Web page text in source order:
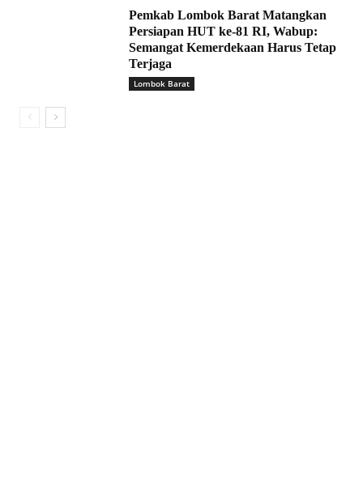
Pemkab Lombok Barat Matangkan
Persiapan HUT ke-81 RI, Wabup:
Semangat Kemerdekaan Harus Tetap
Terjaga
Lombok Barat